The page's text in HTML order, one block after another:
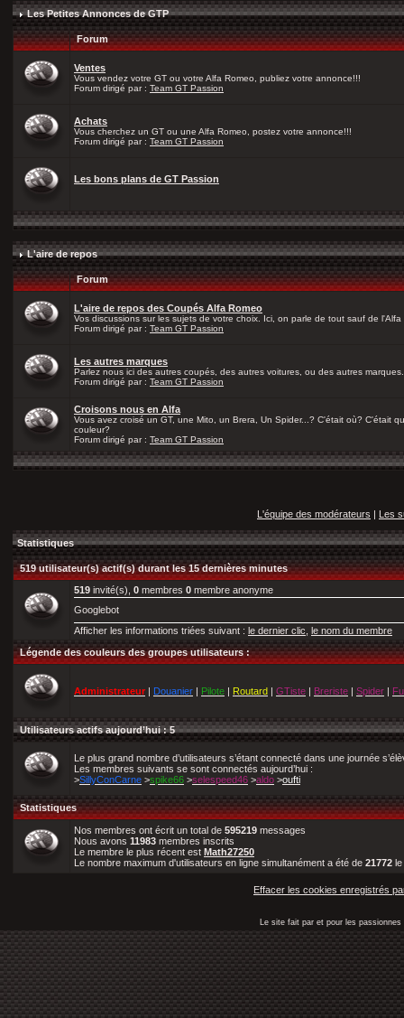
Les Petites Annonces de GTP
Forum
Ventes
Vous vendez votre GT ou votre Alfa Romeo, publiez votre annonce!!!
Forum dirigé par : Team GT Passion
Achats
Vous cherchez un GT ou une Alfa Romeo, postez votre annonce!!!
Forum dirigé par : Team GT Passion
Les bons plans de GT Passion
L'aire de repos
Forum
L'aire de repos des Coupés Alfa Romeo
Vos discussions sur les sujets de votre choix. Ici, on parle de tout sauf de l'Alfa
Forum dirigé par : Team GT Passion
Les autres marques
Parlez nous ici des autres coupés, des autres voitures, ou des autres marques.
Forum dirigé par : Team GT Passion
Croisons nous en Alfa
Vous avez croisé un GT, une Mito, un Brera, Un Spider...? C'était où? C'était
couleur?
Forum dirigé par : Team GT Passion
L'équipe des modérateurs | Les
Statistiques
519 utilisateur(s) actif(s) durant les 15 dernières minutes
519 invité(s), 0 membres 0 membre anonyme
Googlebot
Afficher les informations triées suivant : le dernier clic le nom du membre
Légende des couleurs des groupes utilisateurs :
Administrateur | Douanier | Pilote | Routard | GTiste | Breriste | Spider |
Utilisateurs actifs aujourd’hui : 5
Le plus grand nombre d’utilisateurs s’étant connecté dans une journée
Les membres suivants se sont connectés aujourd’hui :
>SillyConCarne >spike66 >selespeed46 >aldo >oufti
Statistiques
Nos membres ont écrit un total de 595219 messages
Nous avons 11983 membres inscrits
Le membre le plus récent est Math27250
Le nombre maximum d'utilisateurs en ligne simultanément a été de 21772 le
Effacer les cookies enregistrés
Le site fait par et pour les